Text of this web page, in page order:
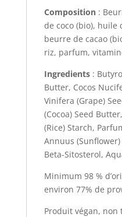
Composition:
de coco (bio), huile
beurre de cacao
riz, parfum,
Ingredients :
Butter, Cocos
Vinifera (Grape)
(Cocoa) Seed
(Rice) Starch,
Annuus
Beta-Sitosterol,
Minimum 98 %
environ 77% de
Produit végan, non